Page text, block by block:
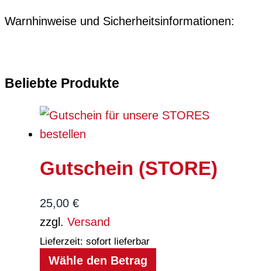
Warnhinweise und Sicherheitsinformationen:
Beliebte Produkte
Gutschein (STORE)
25,00 €
zzgl. Versand
Lieferzeit: sofort lieferbar
Wähle den Betrag